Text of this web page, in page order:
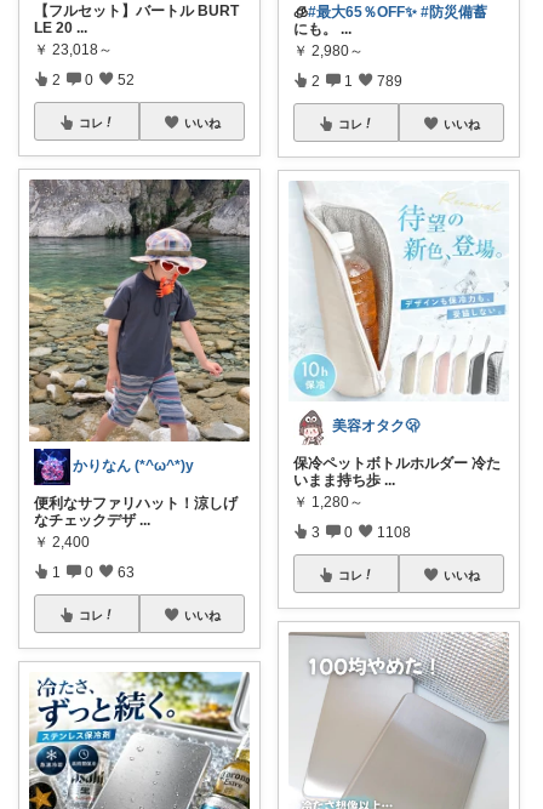
【フルセット】バートル BURT
LE 20 ...
￥ 23,018～
2 0 52
コレ いいね
かりなん (*^ω^*)y
便利なサファリハット！涼しげ
なチェックデザ ...
￥ 2,400
1 0 63
コレ いいね
🧊#最大65％OFF✨ #防災備蓄
にも。
...
￥ 2,980～
2 1 789
コレ いいね
美容オタク🫢
保冷ペットボトルホルダー 冷た
いまま持ち歩 ...
￥ 1,280～
3 0 1108
コレ いいね